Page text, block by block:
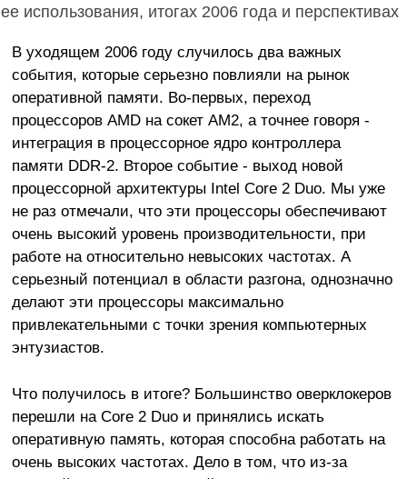
ее использования, итогах 2006 года и перспективах
В уходящем 2006 году случилось два важных
события, которые серьезно повлияли на рынок
оперативной памяти. Во-первых, переход
процессоров AMD на сокет AM2, а точнее говоря -
интеграция в процессорное ядро контроллера
памяти DDR-2. Второе событие - выход новой
процессорной архитектуры Intel Core 2 Duo. Мы уже
не раз отмечали, что эти процессоры обеспечивают
очень высокий уровень производительности, при
работе на относительно невысоких частотах. А
серьезный потенциал в области разгона, однозначно
делают эти процессоры максимально
привлекательными с точки зрения компьютерных
энтузиастов.
Что получилось в итоге? Большинство оверклокеров
перешли на Core 2 Duo и принялись искать
оперативную память, которая способна работать на
очень высоких частотах. Дело в том, что из-за